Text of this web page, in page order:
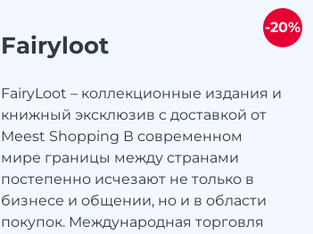
Fairyloot
FairyLoot – коллекционные издания и
книжный эксклюзив с доставкой от
Meest Shopping В современном
мире границы между странами
постепенно исчезают не только в
бизнесе и общении, но и в области
покупок. Международная торговля
-20%